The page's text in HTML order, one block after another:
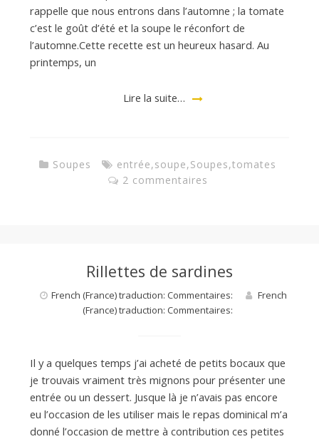
rappelle que nous entrons dans l’automne ; la tomate
c’est le goût d’été et la soupe le réconfort de
l’automne.Cette recette est un heureux hasard. Au
printemps, un
Lire la suite…
Soupes entrée,soupe,Soupes,tomates
2 commentaires
Rillettes de sardines
French (France) traduction: Commentaires:
French
(France) traduction: Commentaires:
Il y a quelques temps j’ai acheté de petits bocaux que
je trouvais vraiment très mignons pour présenter une
entrée ou un dessert. Jusque là je n’avais pas encore
eu l’occasion de les utiliser mais le repas dominical m’a
donné l’occasion de mettre à contribution ces petites